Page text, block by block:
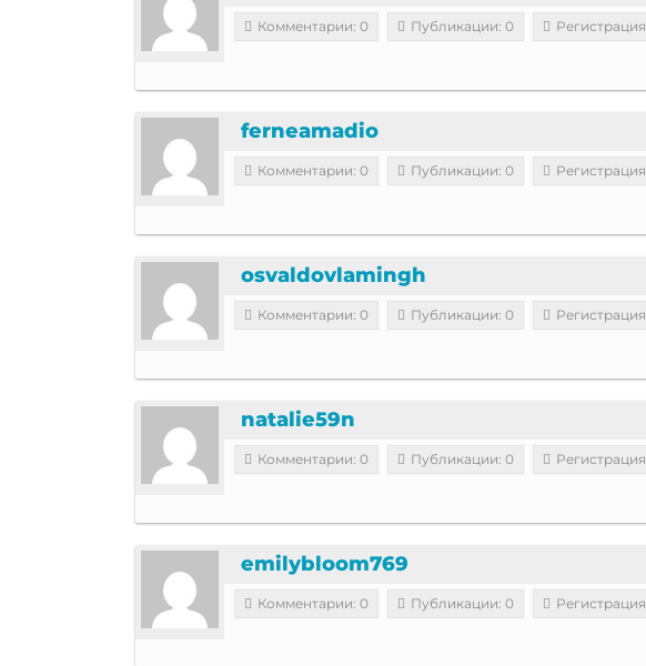
Комментарии: 0 Публикации: 0
ferneamadio
Комментарии: 0 Публикации: 0
osvaldovlamingh
Комментарии: 0 Публикации: 0
natalie59n
Комментарии: 0 Публикации: 0
emilybloom769
Комментарии: 0 Публикации: 0